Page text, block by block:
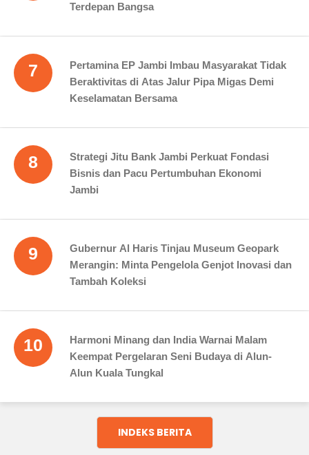
Terdepan Bangsa
7
Pertamina EP Jambi Imbau Masyarakat Tidak
Beraktivitas di Atas Jalur Pipa Migas Demi
Keselamatan Bersama
8
Strategi Jitu Bank Jambi Perkuat Fondasi
Bisnis dan Pacu Pertumbuhan Ekonomi
Jambi
9
Gubernur Al Haris Tinjau Museum Geopark
Merangin: Minta Pengelola Genjot Inovasi dan
Tambah Koleksi
10
Harmoni Minang dan India Warnai Malam
Keempat Pergelaran Seni Budaya di Alun-
Alun Kuala Tungkal
INDEKS BERITA